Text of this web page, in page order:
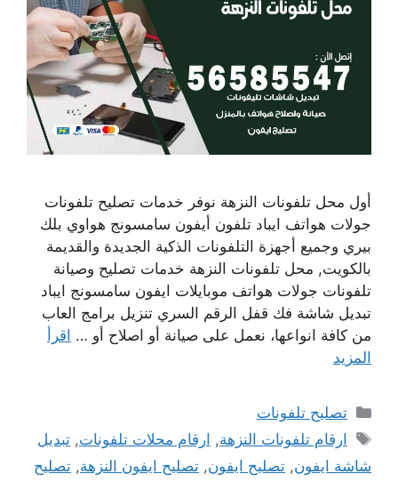
أول محل تلفونات النزهة نوفر خدمات تصليح تلفونات
جولات هواتف ايباد تلفون أيفون سامسونج هواوي بلك
بيري وجميع أجهزة التلفونات الذكية الجديدة والقديمة
بالكويت, محل تلفونات النزهة خدمات تصليح وصيانة
تلفونات جولات هواتف موبايلات ايفون سامسونج ايباد
تبديل شاشة فك قفل الرقم السري تنزيل برامج العاب
من كافة انواعها، نعمل على صيانة أو اصلاح أو … اقرأ
المزيد
التصنيفات
تصليح تلفونات
الوسوم
ارقام تلفونات النزهة, ارقام محلات تلفونات,تبديل
شاشة ايفون, تصليح ايفون, تصليح ايفون النزهة, تصليح